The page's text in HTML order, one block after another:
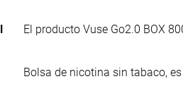
El producto Vuse Go2.0 BOX
Bolsa de nicotina sin tabaco,